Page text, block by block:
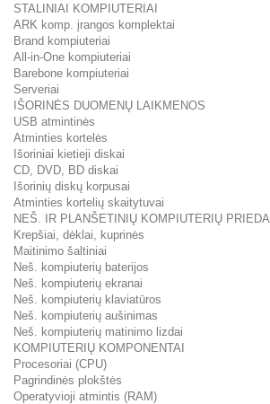
STALINIAI KOMPIUTERIAI
ARK komp. įrangos komplektai
Brand kompiuteriai
All-in-One kompiuteriai
Barebone kompiuteriai
Serveriai
IŠORINĖS DUOMENŲ LAIKMENOS
USB atmintinės
Atminties kortelės
Išoriniai kietieji diskai
CD, DVD, BD diskai
Išorinių diskų korpusai
Atminties kortelių skaitytuvai
NEŠ. IR PLANŠETINIŲ KOMPIUTERIŲ PRIEDAI
Krepšiai, dėklai, kuprinės
Maitinimo šaltiniai
Neš. kompiuterių baterijos
Neš. kompiuterių ekranai
Neš. kompiuterių klaviatūros
Neš. kompiuterių aušinimas
Neš. kompiuterių matinimo lizdai
KOMPIUTERIŲ KOMPONENTAI
Procesoriai (CPU)
Pagrindinės plokštės
Operatyvioji atmintis (RAM)